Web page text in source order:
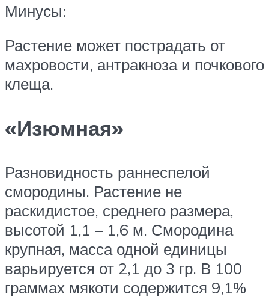
Минусы:
Растение может пострадать от
махровости, антракноза и почкового
клеща.
«Изюмная»
Разновидность раннеспелой
смородины. Растение не
раскидистое, среднего размера,
высотой 1,1 – 1,6 м. Смородина
крупная, масса одной единицы
варьируется от 2,1 до 3 гр. В 100
граммах мякоти содержится 9,1%